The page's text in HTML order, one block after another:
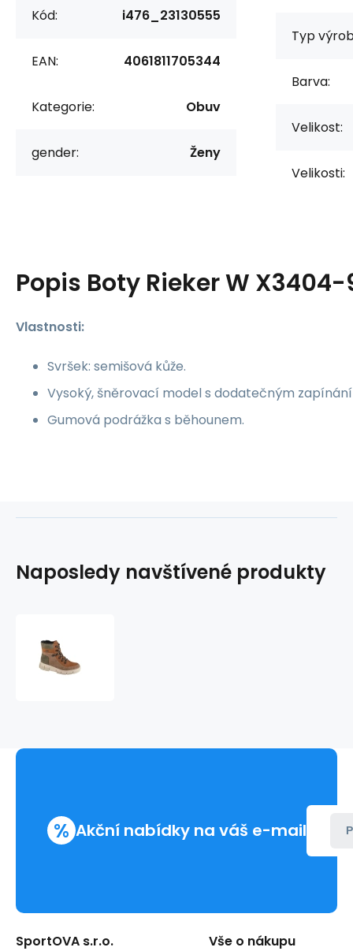
Kód: i476_23130555
EAN: 4061811705344
Kategorie: Obuv
gender: Ženy
Typ
Barva:
Velikost:
Velikosti:
Popis Boty Rieker W
Vlastnosti:
Svršek: semišová kůže.
Vysoký, šněrovací model s dodatečným
Gumová podrážka s běhounem.
Naposledy navštívené produkty
% Akční nabídky na váš e-mail
SportOVA s.r.o. Vše o nákupu